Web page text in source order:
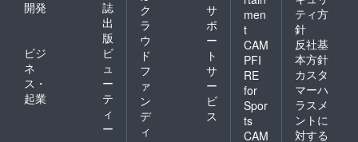
開発
誌
出
版
ビジ
ネ
ス・
起業
ビ
ュ
ー
テ
ィ
ー
ク
ラ
ウ
ド
フ
ァ
ン
デ
ィ
サ
ポ
ー
ト
サ
ー
ビ
ス
men
t
CAM
PFI
RE
for
Spor
ts
CAM
ティ方
針
反社基
本方針
カスタ
マーハ
ラスメ
ントに
対する